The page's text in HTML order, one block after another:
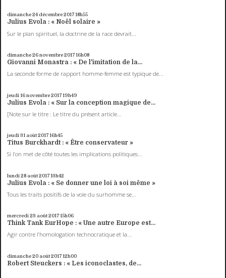
dimanche 24 décembre 201718h55
Julius Evola : « Noël solaire »
Sur le plan spirituel, la doctrine de la race devrait...
dimanche 26novembre 201716h08
Giovanni Monastra : « De l'imitation de la...
La seconde forme de rapport homme-femme est typique de...
jeudi 16novembre 201719h49
Julius Evola : « Sur la conception magique de...
[Note sur le titre : Le titre du présent article...
jeudi 31 août 201716h45
Titus Burckhardt : « Être conservateur »
Si l’on met de côté toutes les implications politiques...
lundi 28 août 201713h42
Julius Evola : « Se donner une loi à soi même »
Tous les traits positifs de la voie du surhomme se...
mercredi 23 août 201715h06
Think Tank EurHope : « Une autre Europe est...
Agir contre l’homologation technocratique et la...
dimanche 20 août 201712h00
Robert Steuckers : « Les iconoclastes, de...